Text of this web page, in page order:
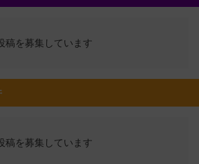
稿を募集しています
稿を募集しています